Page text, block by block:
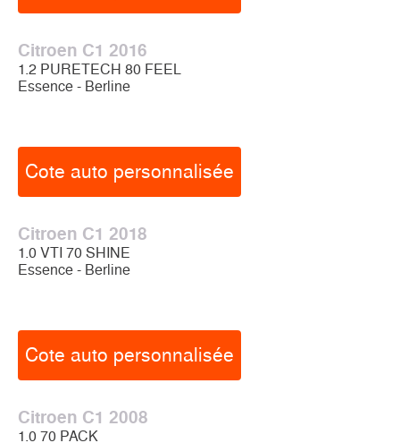
Citroen C1 2016
1.2 PURETECH 80 FEEL
Essence - Berline
Cote auto personnalisée
Citroen C1 2018
1.0 VTI 70 SHINE
Essence - Berline
Cote auto personnalisée
Citroen C1 2008
1.0 70 PACK